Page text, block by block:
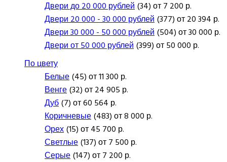
Двери до 20 000 рублей(34) от 7 200 р.
Двери 20 000 - 30 000 рублей(377) от 20 394 р.
Двери 30 000 - 50 000 рублей(504) от 30 000 р.
Двери от 50 000 рублей(399) от 50 000 р.
По цвету
Белые(45) от 11 300 р.
Венге(32) от 24 905 р.
Дуб(7) от 60 564 р.
Коричневые(483) от 8 000 р.
Орех(15) от 45 700 р.
Светлые(137) от 7 500 р.
Серые(147) от 7 200 р.